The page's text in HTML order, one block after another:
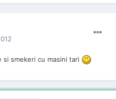
smekeri cu masini tari